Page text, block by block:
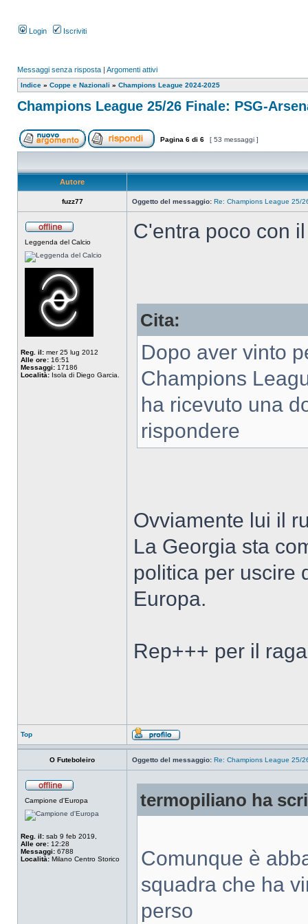
Login Iscriviti
Messaggi senza risposta | Argomenti attivi
Indice » Coppe e Nazionali » Champions League 2024-2025
Champions League 25/26 Finale: PSG-
Pagina 6 di 6 [ 53 messaggi ]
Autore
fuzz77 Oggetto del messaggio: Re: Champions League 25/
Leggenda del Calcio
Reg. il: mer 25 lug 2012
Alle ore: 16:51
Messaggi: 17186
Località: Isola di Diego Garcia.
C'entra poco con
Cita:
Dopo aver vinto
Champions
ha ricevuto una
rispondere
Ovviamente lui il
La Georgia sta
politica per uscire
Europa.
Rep+++ per il
Top
O Futeboleiro Oggetto del messaggio: Re: Champions League 25/
Campione d'Europa
Reg. il: sab 9 feb 2019,
Alle ore: 12:28
Messaggi: 6788
Località: Milano Centro Storico
termopiliano ha
Comunque è
squadra che ha
perso